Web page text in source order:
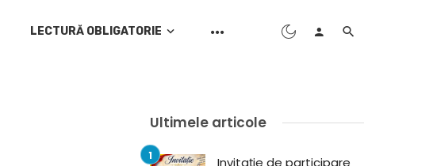
LECTURĂ OBLIGATORIE
Ultimele articole
Invitație de participare